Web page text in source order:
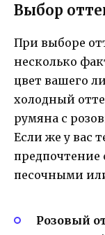
Выбор
При выборе
несколько
цвет вашего
холодный
румяна с
Если же у вас
предпочтение
песочными
Розовый